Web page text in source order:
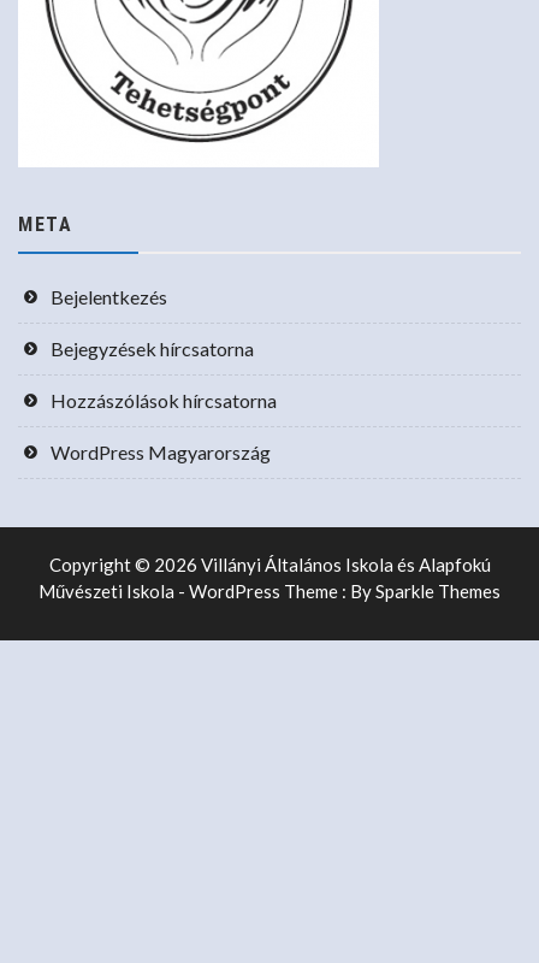
META
Bejelentkezés
Bejegyzések hírcsatorna
Hozzászólások hírcsatorna
WordPress Magyarország
Copyright © 2026 Villányi Általános Iskola és Alapfokú
Művészeti Iskola - WordPress Theme : BySparkle Themes